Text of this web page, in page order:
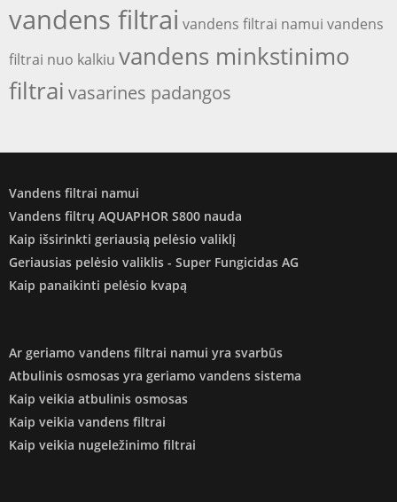
vandens filtrai vandens filtrai namui vandens
filtrai nuo kalkiu vandens minkstinimo
filtrai vasarines padangos
Vandens filtrai namui
Vandens filtrų AQUAPHOR S800 nauda
Kaip išsirinkti geriausią pelėsio valiklį
Geriausias pelėsio valiklis - Super Fungicidas AG
Kaip panaikinti pelėsio kvapą
Ar geriamo vandens filtrai namui yra svarbūs
Atbulinis osmosas yra geriamo vandens sistema
Kaip veikia atbulinis osmosas
Kaip veikia vandens filtrai
Kaip veikia nugeležinimo filtrai